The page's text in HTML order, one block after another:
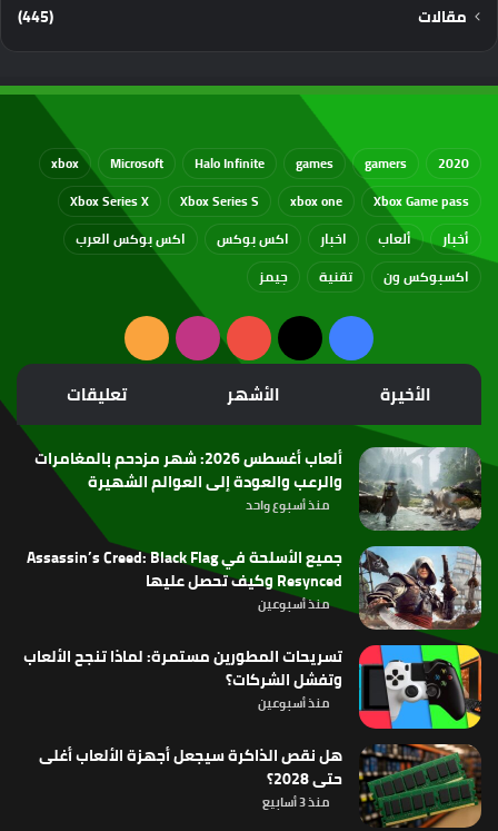
مقالات
(445)
2020
gamers
games
Halo Infinite
Microsoft
xbox
Xbox Game pass
xbox one
Xbox Series S
Xbox Series X
أخبار
ألعاب اخبار اكس بوكس
اكس بوكس العرب
اكسبوكس ون
تقنية جيمز
فيسبوك
‫X
‫YouTubeانستقرامملخص
الموقع
RSS
الأخيرة الأشهر تعليقات
ألعاب أغسطس 2026: شهر مزدحم بالمغامرات
والرعب والعودة إلى العوالم الشهيرة
منذ أسبوع واحد
جميع الأسلحة في Assassin’s Creed: Black Flag
Resynced وكيف تحصل عليها
منذ أسبوعين
تسريحات المطورين مستمرة: لماذا تنجح الألعاب
وتفشل الشركات؟
منذ أسبوعين
هل نقص الذاكرة سيجعل أجهزة الألعاب أغلى
حتى 2028؟
منذ 3 أسابيع